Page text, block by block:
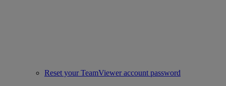
Reset your TeamViewer account password